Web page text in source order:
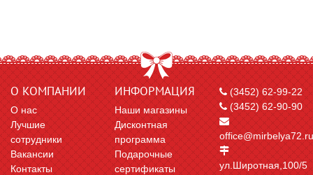
О КОМПАНИИ
О нас
Лучшие
сотрудники
Вакансии
Контакты
ИНФОРМАЦИЯ
Наши магазины
Дисконтная
программа
Подарочные
сертификаты
(3452) 62-99-22
(3452) 62-90-90
office@mirbelya72.ru
ул.Широтная,100/5